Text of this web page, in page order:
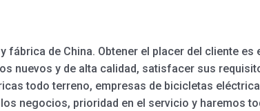
de China. Obtener el placer del cliente
nuevos y de alta calidad, satisfacer sus
todo terreno, empresas de bicicletas
negocios, prioridad en el servicio y haremos